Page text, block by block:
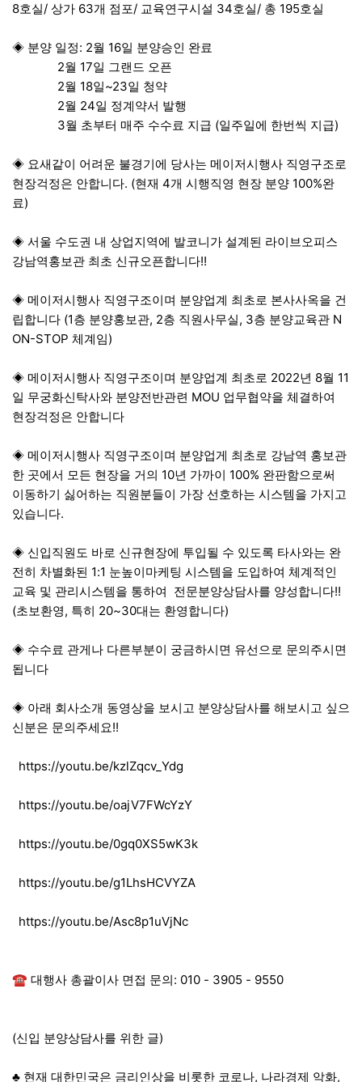
8호실/ 상가 63개 점포/ 교육연구시설 34호실/ 총 195호실
◈ 분양 일정: 2월 16일 분양승인 완료
2월 17일 그랜드 오픈
2월 18일~23일 청약
2월 24일 정계약서 발행
3월 초부터 매주 수수료 지급 (일주일에 한번씩 지급)
◈ 요새같이 어려운 불경기에 당사는 메이저시행사 직영구조로
현장걱정은 안합니다. (현재 4개 시행직영 현장 분양 100%완
료)
◈ 서울 수도권 내 상업지역에 발코니가 설계된 라이브오피스
강남역홍보관 최초 신규오픈합니다!!
◈ 메이저시행사 직영구조이며 분양업계 최초로 본사사옥을 건
립합니다 (1층 분양홍보관, 2층 직원사무실, 3층 분양교육관 N
ON-STOP 체계임)
◈ 메이저시행사 직영구조이며 분양업계 최초로 2022년 8월 11
일 무궁화신탁사와 분양전반관련 MOU 업무협약을 체결하여
현장걱정은 안합니다
◈ 메이저시행사 직영구조이며 분양업게 최초로 강남역 홍보관
한 곳에서 모든 현장을 거의 10년 가까이 100% 완판함으로써
이동하기 싫어하는 직원분들이 가장 선호하는 시스템을 가지고
있습니다.
◈ 신입직원도 바로 신규현장에 투입될 수 있도록 타사와는 완
전히 차별화된 1:1 눈높이마케팅 시스템을 도입하여 체계적인
교육 및 관리시스템을 통하여 전문분양상담사를 양성합니다!!
(초보환영, 특히 20~30대는 환영합니다)
◈ 수수료 관게나 다른부분이 궁금하시면 유선으로 문의주시면
됩니다
◈ 아래 회사소개 동영상을 보시고 분양상담사를 해보시고 싶으
신분은 문의주세요!!
https://youtu.be/kzlZqcv_Ydg
https://youtu.be/oajV7FWcYzY
https://youtu.be/0gq0XS5wK3k
https://youtu.be/g1LhsHCVYZA
https://youtu.be/Asc8p1uVjNc
​☎ 대행사 총괄이사 면접 문의: 010 - 3905 - 9550
(신입 분양상담사를 위한 글)
♣ 현재 대한민국은 금리인상을 비롯한 코로나, 나라경제 악화,